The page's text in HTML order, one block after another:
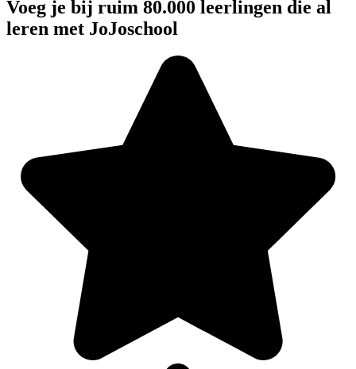
Voeg je bij ruim 80.000 leerlingen die al
leren met JoJoschool